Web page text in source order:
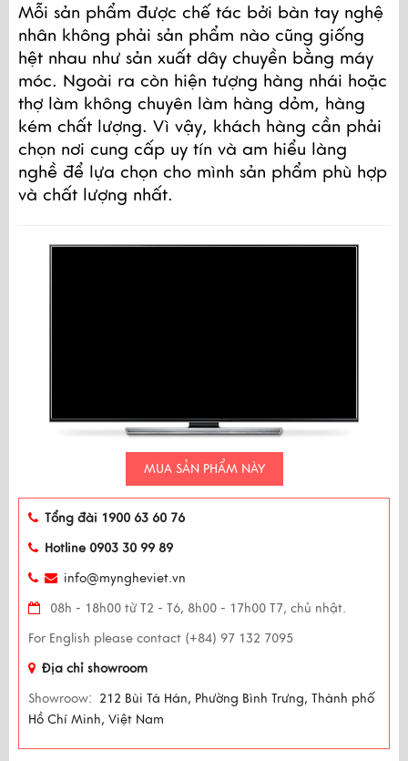
Mỗi sản phẩm được chế tác bởi bàn tay nghệ
nhân không phải sản phẩm nào cũng giống
hệt nhau như sản xuất dây chuyền bằng máy
móc. Ngoài ra còn hiện tượng hàng nhái hoặc
thợ làm không chuyên làm hàng dỏm, hàng
kém chất lượng. Vì vậy, khách hàng cần phải
chọn nơi cung cấp uy tín và am hiểu làng
nghề để lựa chọn cho mình sản phẩm phù hợp
và chất lượng nhất.
MUA SẢN PHẨM NÀY
Tổng đài 1900 63 60 76
Hotline 0903 30 99 89
info@myngheviet.vn
08h - 18h00 từ T2 - T6, 8h00 - 17h00 T7, chủ nhật.
For English please contact (+84) 97 132 7095
Địa chỉ showroom
Showroow: 212 Bùi Tá Hán, Phường Bình Trưng, Thành phố
Hồ Chí Minh, Việt Nam